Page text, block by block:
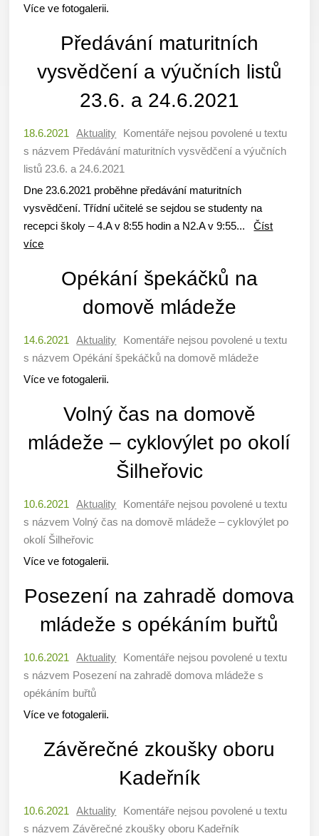
Více ve fotogalerii.
Předávání maturitních
vysvědčení a výučních listů
23.6. a 24.6.2021
18.6.2021 Aktuality Komentáře nejsou povolené u textu
s názvem Předávání maturitních vysvědčení a výučních
listů 23.6. a 24.6.2021
Dne 23.6.2021 proběhne předávání maturitních
vysvědčení. Třídní učitelé se sejdou se studenty na
recepci školy – 4.A v 8:55 hodin a N2.A v 9:55...Číst
více
Opékání špekáčků na
domově mládeže
14.6.2021 Aktuality Komentáře nejsou povolené u textu
s názvem Opékání špekáčků na domově mládeže
Více ve fotogalerii.
Volný čas na domově
mládeže – cyklovýlet po okolí
Šilheřovic
10.6.2021 Aktuality Komentáře nejsou povolené u textu
s názvem Volný čas na domově mládeže – cyklovýlet po
okolí Šilheřovic
Více ve fotogalerii.
Posezení na zahradě domova
mládeže s opékáním buřtů
10.6.2021 Aktuality Komentáře nejsou povolené u textu
s názvem Posezení na zahradě domova mládeže s
opékáním buřtů
Více ve fotogalerii.
Závěrečné zkoušky oboru
Kadeřník
10.6.2021 Aktuality Komentáře nejsou povolené u textu
s názvem Závěrečné zkoušky oboru Kadeřník